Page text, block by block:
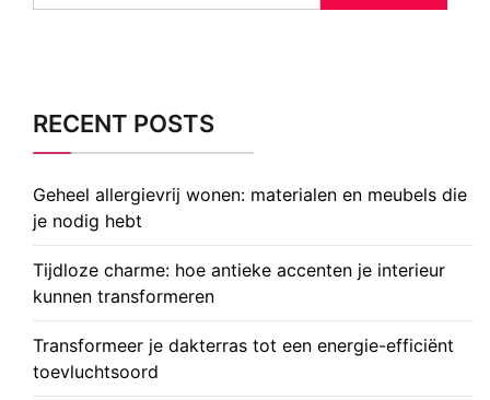
RECENT POSTS
Geheel allergievrij wonen: materialen en meubels die
je nodig hebt
Tijdloze charme: hoe antieke accenten je interieur
kunnen transformeren
Transformeer je dakterras tot een energie-efficiënt
toevluchtsoord